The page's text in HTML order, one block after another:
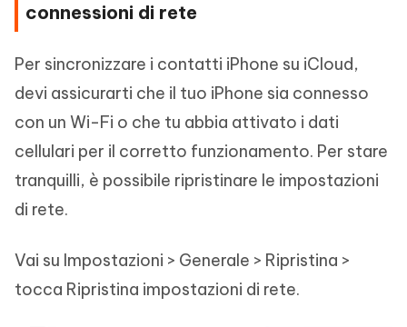
connessioni di rete
Per sincronizzare i contatti iPhone su iCloud,
devi assicurarti che il tuo iPhone sia connesso
con un Wi-Fi o che tu abbia attivato i dati
cellulari per il corretto funzionamento. Per stare
tranquilli, è possibile ripristinare le impostazioni
di rete.
Vai su Impostazioni > Generale > Ripristina >
tocca Ripristina impostazioni di rete.